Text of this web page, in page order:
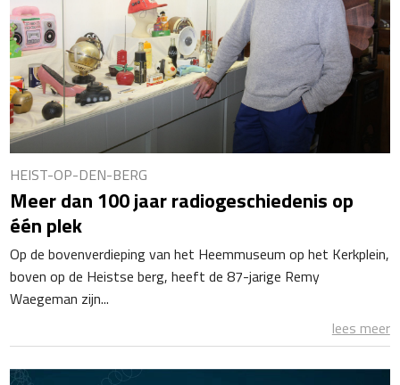
HEIST-OP-DEN-BERG
Meer dan 100 jaar radiogeschiedenis op
één plek
Op de bovenverdieping van het Heemmuseum op het Kerkplein,
boven op de Heistse berg, heeft de 87-jarige Remy
Waegeman zijn...
lees meer